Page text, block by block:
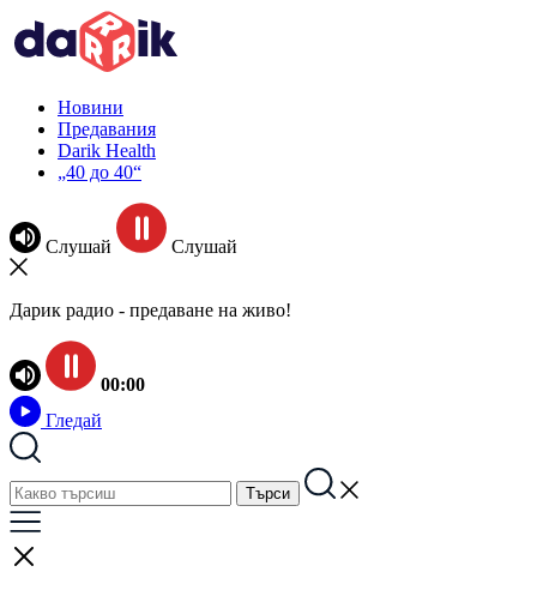
Новини
Предавания
Darik Health
„40 до 40“
Слушай Слушай
Дарик радио - предаване на живо!
00:00
Гледай